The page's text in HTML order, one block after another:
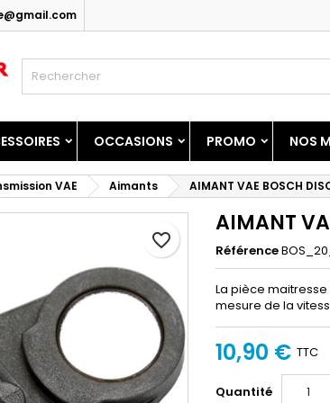
OCCASIONS PROMO NOS
VAE Aimants AIMANT VAE BOSCH
AIMANT
Référence
La pièce
mesure de la
10,90 € TTC
Quantité
favorite_border
wishlists
Create new list
une liste d'envies
Annuler Créer
devez être connecté pour ajouter des produits à
Annuler